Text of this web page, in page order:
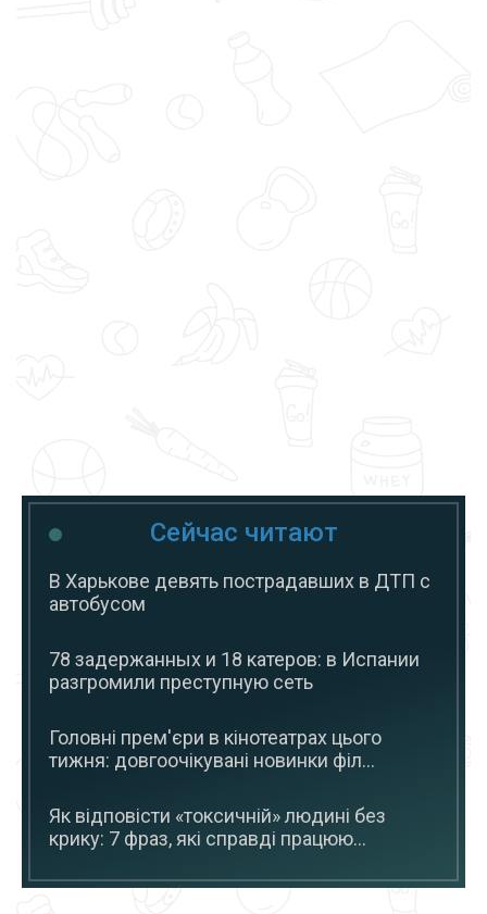
Сейчас читают
В Харькове девять пострадавших в ДТП с
автобусом
78 задержанных и 18 катеров: в Испании
разгромили преступную сеть
Головні прем'єри в кінотеатрах цього
тижня: довгоочікувані новинки філ...
Як відповісти «токсичній» людині без
крику: 7 фраз, які справді працюю...